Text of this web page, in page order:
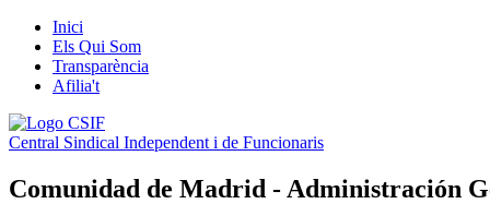
Inici
Els Qui Som
Transparència
Afilia't
Central Sindical Independent i de Funcionaris
Comunidad de Madrid - Administración